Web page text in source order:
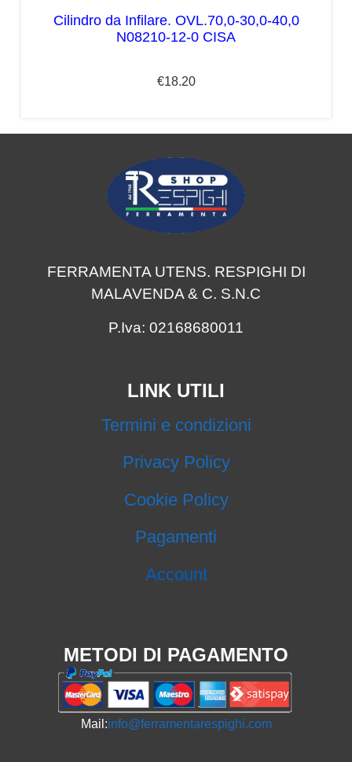
Cilindro da Infilare. OVL.70,0-30,0-40,0
N08210-12-0 CISA
€18.20
FERRAMENTA UTENS. RESPIGHI DI
MALAVENDA & C. S.N.C
P.Iva: 02168680011
LINK UTILI
Termini e condizioni
Privacy Policy
Cookie Policy
Pagamenti
Account
METODI DI PAGAMENTO
Mail:info@ferramentarespighi.com